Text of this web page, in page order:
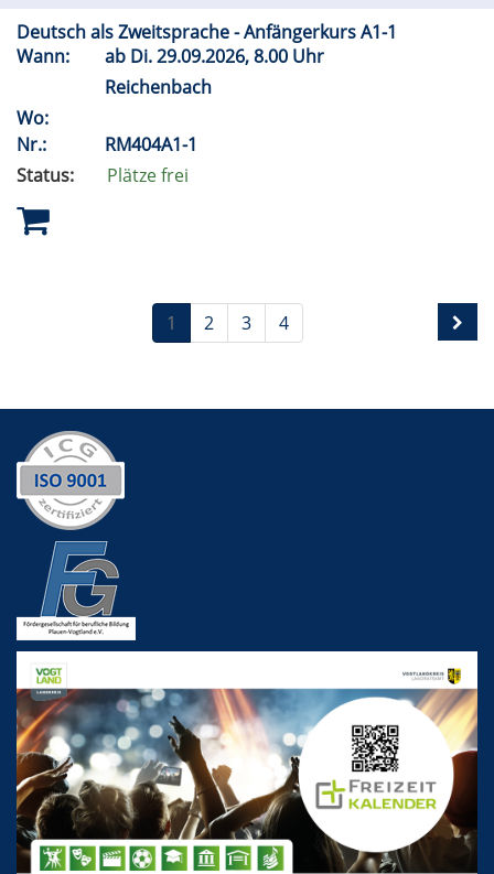
Deutsch als Zweitsprache - Anfängerkurs A1-1
Wann:
ab Di.29.09.2026, 8.00 Uhr
Reichenbach
Wo:
Nr.:
RM404A1-1
Status:
Plätze frei
1 2 3 4